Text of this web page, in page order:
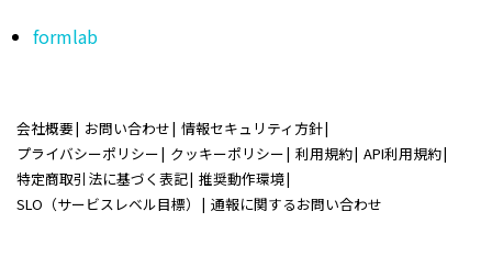
formlab
会社概要 お問い合わせ 情報セキュリティ方針
プライバシーポリシー
クッキーポリシー 利用規約 API利用規約
特定商取引法に基づく表記 推奨動作環境
SLO（サービスレベル目標）
通報に関するお問い合わせ